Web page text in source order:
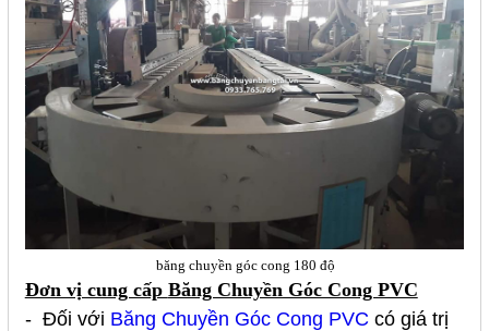
băng chuyền góc cong 180 độ
Đơn vị cung cấp Băng Chuyền Góc Cong PVC
- Đối với Băng Chuyền Góc Cong PVC có giá trị